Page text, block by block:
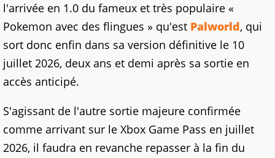
l'arrivée en 1.0 du fameux et très populaire «
Pokemon avec des flingues » qu'est Palworld, qui
sort donc enfin dans sa version définitive le 10
juillet 2026, deux ans et demi après sa sortie en
accès anticipé.
S'agissant de l'autre sortie majeure confirmée
comme arrivant sur le Xbox Game Pass en juillet
2026, il faudra en revanche repasser à la fin du